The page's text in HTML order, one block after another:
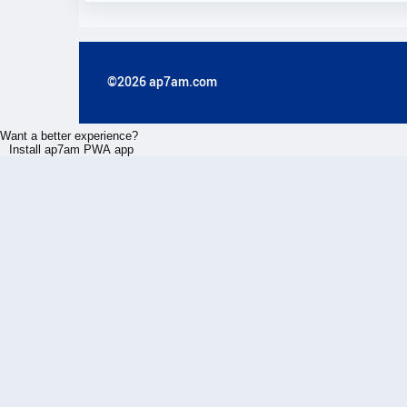
©2026 ap7am.com
Want a better experience?
Install ap7am PWA app